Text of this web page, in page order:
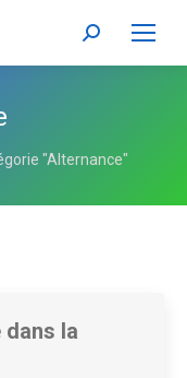
Recherche
:
"Alternance"
dans la